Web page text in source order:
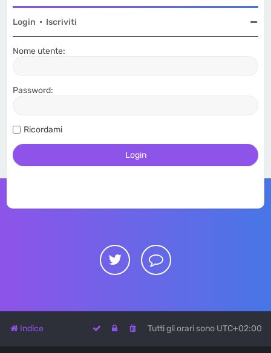
Login • Iscriviti
Nome utente:
Password:
Ricordami
Indice Tutti gli orari sono UTC+02:00